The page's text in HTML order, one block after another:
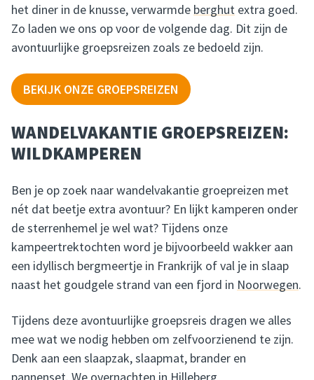
het diner in de knusse, verwarmde berghut extra goed.
Zo laden we ons op voor de volgende dag. Dit zijn de
avontuurlijke groepsreizen zoals ze bedoeld zijn.
BEKIJK ONZE GROEPSREIZEN
WANDELVAKANTIE GROEPSREIZEN:
WILDKAMPEREN
Ben je op zoek naar wandelvakantie groepreizen met
nét dat beetje extra avontuur? En lijkt kamperen onder
de sterrenhemel je wel wat? Tijdens onze
kampeertrektochten word je bijvoorbeeld wakker aan
een idyllisch bergmeertje in Frankrijk of val je in slaap
naast het goudgele strand van een fjord in Noorwegen.
Tijdens deze avontuurlijke groepsreis dragen we alles
mee wat we nodig hebben om zelfvoorzienend te zijn.
Denk aan een slaapzak, slaapmat, brander en